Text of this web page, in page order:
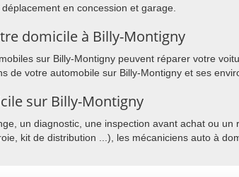
en concession et garage.
domicile à Billy-Montigny
sur Billy-Montigny peuvent réparer votre
de votre automobile sur Billy-Montigny et ses
sur Billy-Montigny
un diagnostic, une inspection avant achat ou
kit de distribution ...), les mécaniciens auto à